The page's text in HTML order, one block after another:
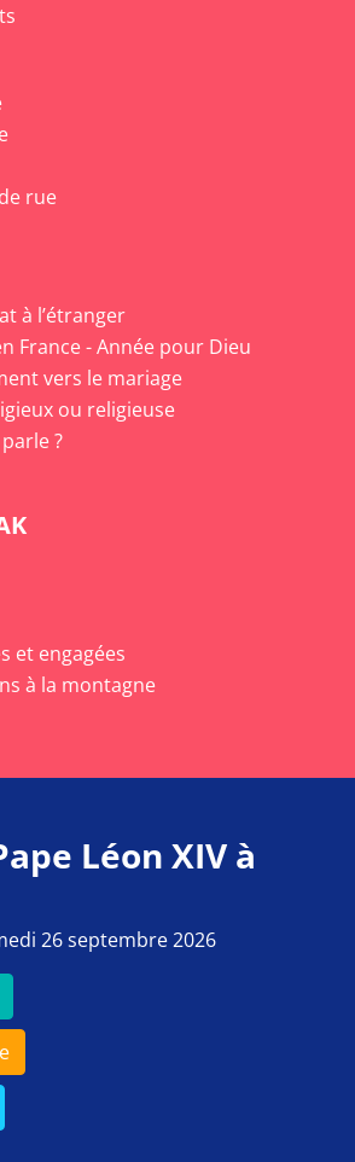
rue
à l’étranger
France - Année pour Dieu
vers le mariage
ou religieuse
?
et engagées
à la montagne
Léon XIV à
26 septembre 2026